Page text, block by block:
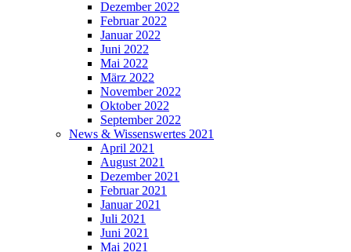
Dezember 2022
Februar 2022
Januar 2022
Juni 2022
Mai 2022
März 2022
November 2022
Oktober 2022
September 2022
News & Wissenswertes 2021
April 2021
August 2021
Dezember 2021
Februar 2021
Januar 2021
Juli 2021
Juni 2021
Mai 2021